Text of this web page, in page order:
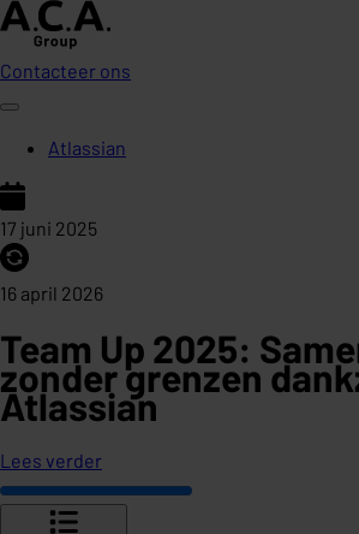
Contacteer ons
Atlassian
17 juni 2025
16 april 2026
Team Up 2025:
zonder grenzen
Atlassian
Lees verder